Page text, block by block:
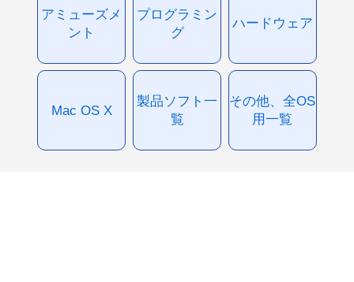
アミューズメ
ント
プログラミン
グ
ハードウェア
Mac OS X
製品ソフト一
覧
その他、全OS
用一覧